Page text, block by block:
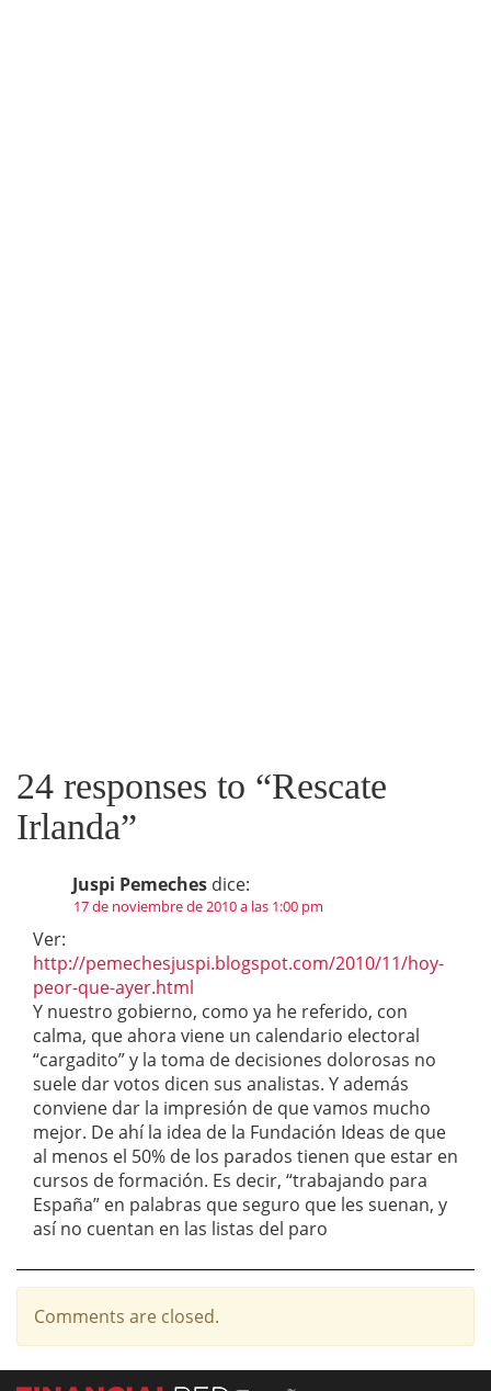
24 responses to “Rescate
Irlanda”
Juspi Pemeches dice:
17 de noviembre de 2010 a las 1:00 pm
Ver:
http://pemechesjuspi.blogspot.com/2010/11/hoy-
peor-que-ayer.html
Y nuestro gobierno, como ya he referido, con
calma, que ahora viene un calendario electoral
“cargadito” y la toma de decisiones dolorosas no
suele dar votos dicen sus analistas. Y además
conviene dar la impresión de que vamos mucho
mejor. De ahí la idea de la Fundación Ideas de que
al menos el 50% de los parados tienen que estar en
cursos de formación. Es decir, “trabajando para
España” en palabras que seguro que les suenan, y
así no cuentan en las listas del paro
Comments are closed.